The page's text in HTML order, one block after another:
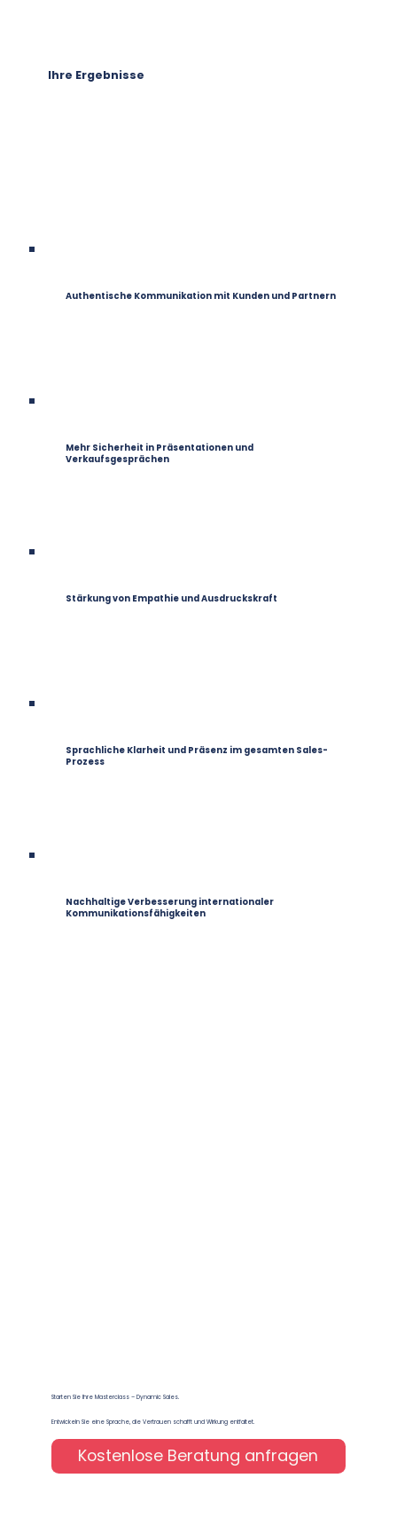
Ihre Ergebnisse
Authentische Kommunikation mit Kunden und Partnern
Mehr Sicherheit in Präsentationen und
Verkaufsgesprächen
Stärkung von Empathie und Ausdruckskraft
Sprachliche Klarheit und Präsenz im gesamten Sales-
Prozess
Nachhaltige Verbesserung internationaler
Kommunikationsfähigkeiten
Starten Sie Ihre Masterclass – Dynamic Sales.
Entwickeln Sie eine Sprache, die Vertrauen schafft und Wirkung entfaltet.
Kostenlose Beratung anfragen